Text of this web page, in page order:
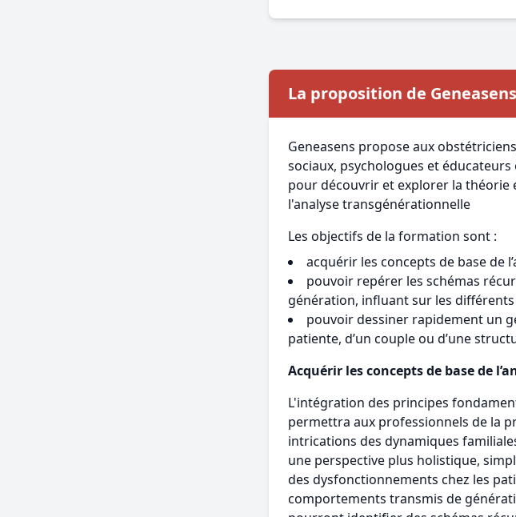
La proposition de Geneasens
Geneasens propose aux
sociaux, psychologues et
pour découvrir et explorer la théorie
l'analyse transgénérationnelle
Les objectifs de la formation sont :
acquérir les concepts de base de
pouvoir repérer les schémas
génération, influant sur les
pouvoir dessiner rapidement un
patiente, d’un couple ou d’une
Acquérir les concepts de base de
L'intégration des principes
permettra aux professionnels de la
intrications des dynamiques
une perspective plus holistique,
des dysfonctionnements chez les
comportements transmis de